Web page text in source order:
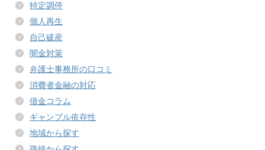
特定調停
個人再生
自己破産
闇金対策
弁護士事務所の口コミ
消費者金融の対応
借金コラム
ギャンブル依存性
地域から探す